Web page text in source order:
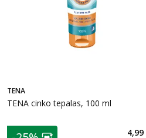
TENA
TENA cinko tepalas, 100 ml
patarimas